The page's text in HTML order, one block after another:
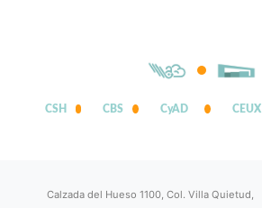
CSH CBS CyAD CEUX
Calzada del Hueso 1100, Col. Villa Quietud,